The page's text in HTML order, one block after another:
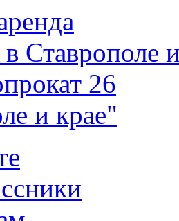
и крае"